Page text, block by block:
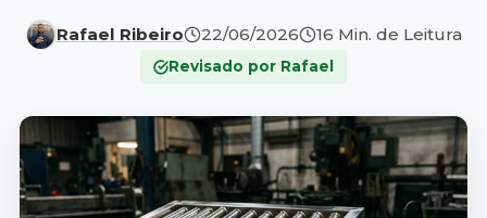
Rafael Ribeiro 22/06/2026 16 Min. de Leitura
Revisado por Rafael